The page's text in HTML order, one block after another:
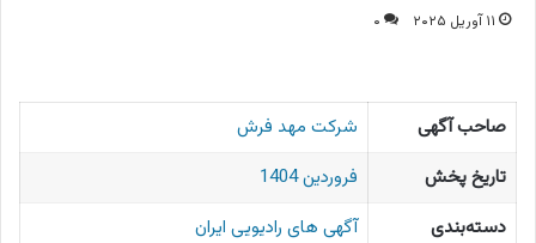
۱۱ آوریل ۲۰۲۵ ۰
صاحب آگهی
شرکت مهد فرش
تاریخ پخش
فروردین 1404
دسته‌بندی
آگهی های رادیویی ایران